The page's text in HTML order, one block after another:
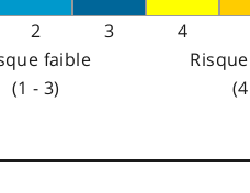
2 3 4
faible
(1 - 3)